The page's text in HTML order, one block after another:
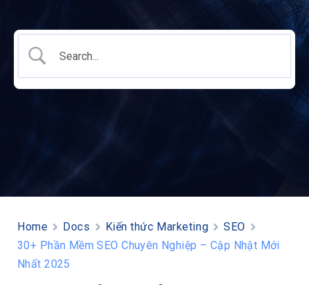
Home Docs Kiến thức Marketing
SEO
30+ Phần Mềm SEO Chuyên Nghiệp – Cập Nhật Mới
Nhất 2025